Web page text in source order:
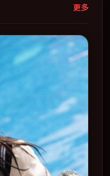
更多